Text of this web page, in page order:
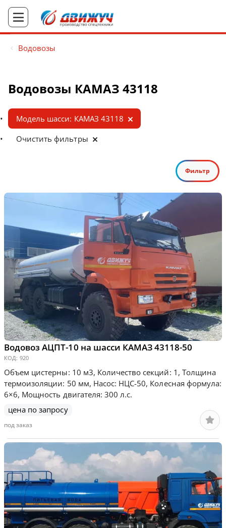
Водовозы
Водовозы КАМАЗ 43118
Модель шасси: КАМАЗ 43118
Очистить фильтры
Фильтр
Водовоз АЦПТ-10 на шасси КАМАЗ 43118-50
КОД: 920
Объем цистерны: 10 м3, Количество секций: 1, Толщина
термоизоляции: 50 мм, Насос: НЦС-50, Колесная формула:
6×6, Мощность двигателя: 300 л.с.
цена по запросу
под заказ